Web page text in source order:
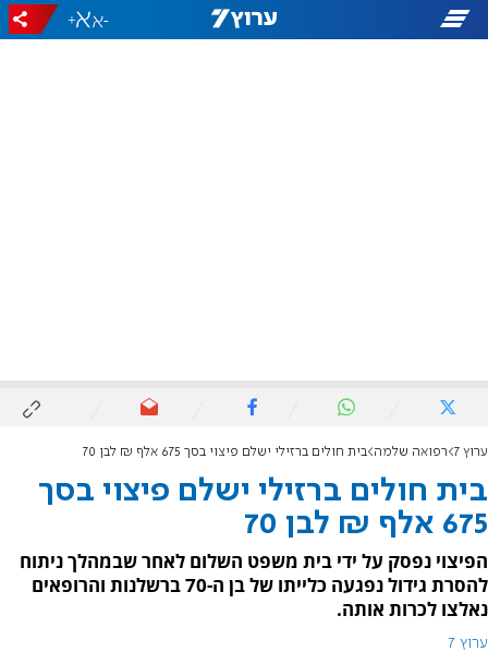
-
+
ערוץ 7 רפואה שלמה בית חולים ברזילי ישלם פיצוי בסך 675 אלף ₪ לבן 70
בית חולים ברזילי ישלם פיצוי בסך
675 אלף ₪ לבן 70
הפיצוי נפסק על ידי בית משפט השלום לאחר שבמהלך ניתוח
להסרת גידול נפגעה כלייתו של בן ה-70 ברשלנות והרופאים
נאלצו לכרות אותה.
ערוץ 7